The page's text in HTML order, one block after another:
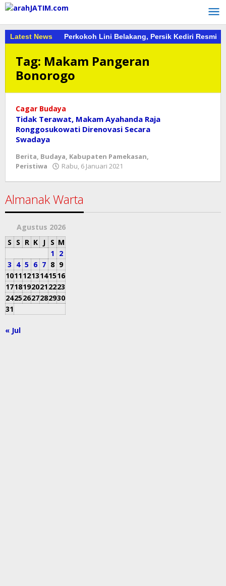
Lewati
konten
Latest News Perkokoh Lini Belakang, Persik Kediri Resmi
Tag: Makam Pangeran
Bonorogo
Cagar Budaya
Tidak Terawat, Makam Ayahanda Raja
Ronggosukowati Direnovasi Secara
Swadaya
Berita, Budaya, Kabupaten Pamekasan,
Peristiwa
Rabu, 6 Januari 2021
Almanak Warta
Agustus 2026
S S R K J S M
1 2
3 4 5 6 7 8 9
10111213141516
17181920212223
24252627282930
31
« Jul